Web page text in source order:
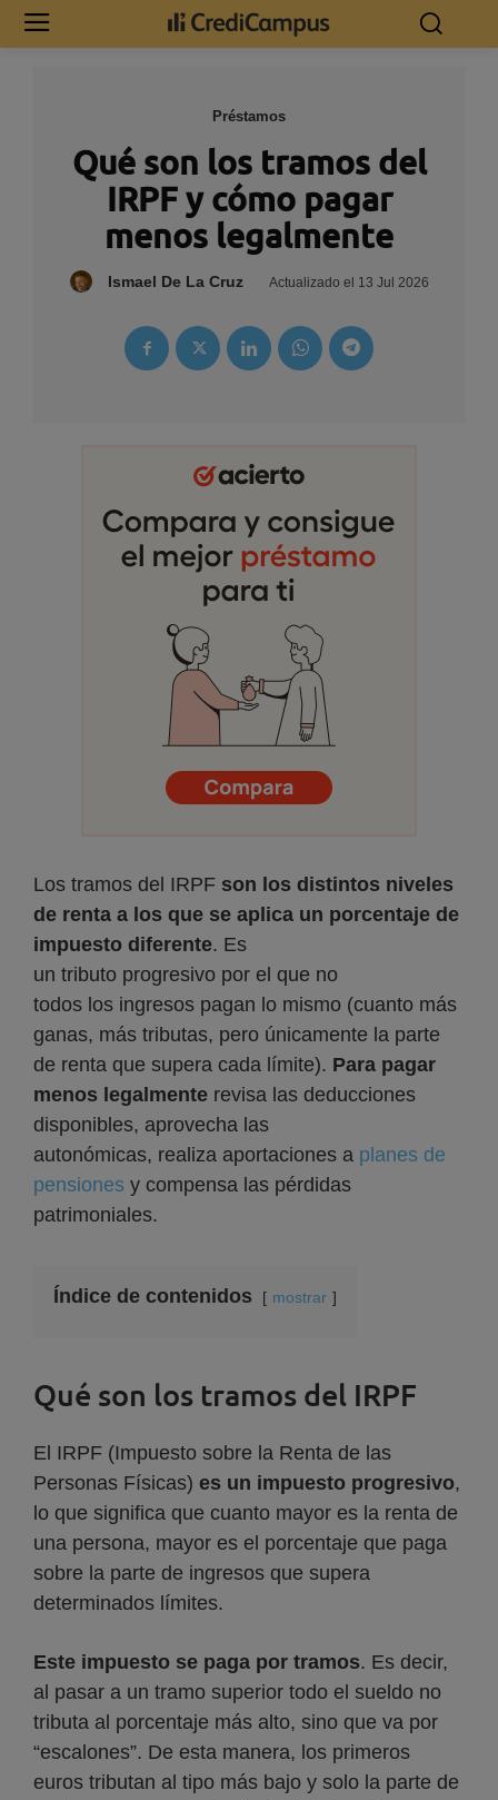
Préstamos
Qué son los tramos del
IRPF y cómo pagar
menos legalmente
Ismael De La Cruz Actualizado el 13 Jul 2026
Los tramos del IRPF son los distintos niveles
de renta a los que se aplica un porcentaje de
impuesto diferente. Es
un tributo progresivo por el que no
todos los ingresos pagan lo mismo (cuanto más
ganas, más tributas, pero únicamente la parte
de renta que supera cada límite). Para pagar
menos legalmente revisa las deducciones
disponibles, aprovecha las
autonómicas, realiza aportaciones a planes de
pensiones y compensa las pérdidas
patrimoniales.
Índice de contenidos mostrar
Qué son los tramos del IRPF
El IRPF (Impuesto sobre la Renta de las
Personas Físicas) es un impuesto progresivo,
lo que significa que cuanto mayor es la renta de
una persona, mayor es el porcentaje que paga
sobre la parte de ingresos que supera
determinados límites.
Este impuesto se paga por tramos. Es decir,
al pasar a un tramo superior todo el sueldo no
tributa al porcentaje más alto, sino que va por
“escalones”. De esta manera, los primeros
euros tributan al tipo más bajo y solo la parte de